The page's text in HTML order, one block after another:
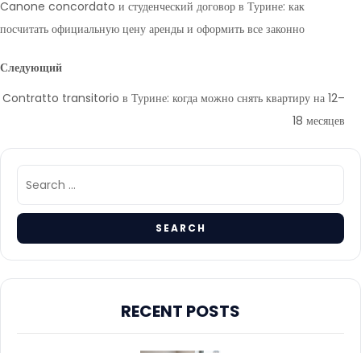
Canone concordato и студенческий договор в Турине: как
посчитать официальную цену аренды и оформить все законно
Следующий
Contratto transitorio в Турине: когда можно снять квартиру на 12–
18 месяцев
RECENT POSTS